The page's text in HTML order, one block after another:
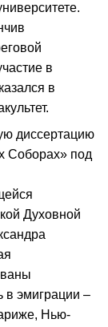
в
в
диссертацию
Соборах» под
Духовной
в эмиграции –
Нью-